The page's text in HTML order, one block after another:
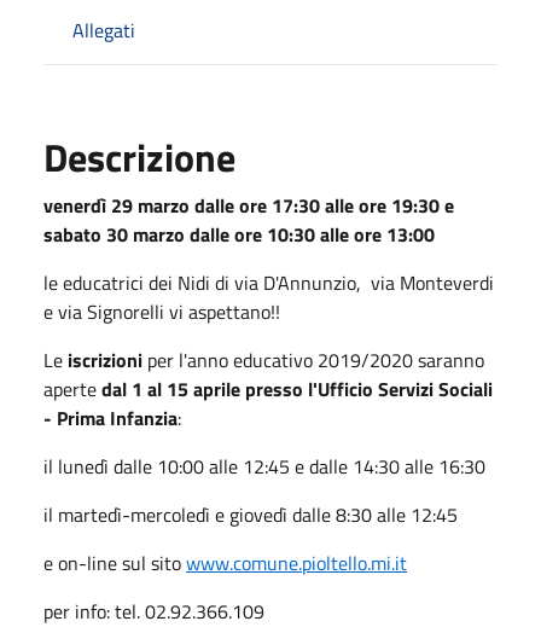
Allegati
Descrizione
venerdì 29 marzo dalle ore 17:30 alle ore 19:30 e
sabato 30 marzo dalle ore 10:30 alle ore 13:00
le educatrici dei Nidi di via D'Annunzio, via Monteverdi
e via Signorelli vi aspettano!!
Le iscrizioni per l'anno educativo 2019/2020 saranno
apertedal 1 al 15 aprile presso l'Ufficio Servizi Sociali
- Prima Infanzia:
il lunedì dalle 10:00 alle 12:45 e dalle 14:30 alle 16:30
il martedì-mercoledì e giovedì dalle 8:30 alle 12:45
e on-line sul sitowww.comune.pioltello.mi.it
per info: tel. 02.92.366.109